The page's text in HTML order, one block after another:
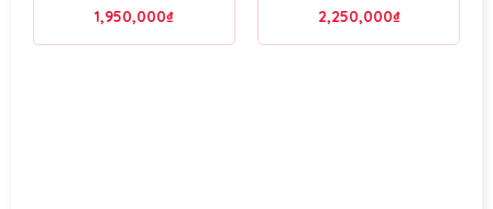
1,950,000₫ 2,250,000₫